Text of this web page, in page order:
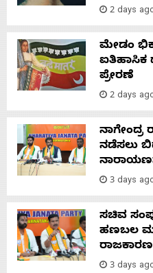
2 days
ಮೇಡಂ
ಐತಿಹಾಸಿಕ
ಪ್ರೇರಣೆ
2 days
ನಡೆಸಲು
3 days
ಸಚಿವ
ಹಣಬಲ
3 days